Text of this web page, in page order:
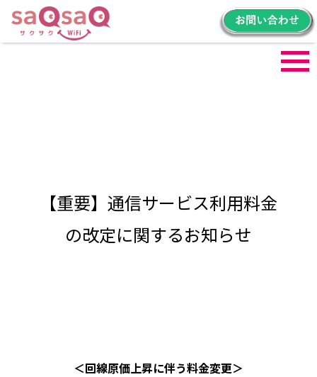
【重要】通信サービス利用料金
の改定に関するお知らせ
＜回線原価上昇に伴う料金変更＞